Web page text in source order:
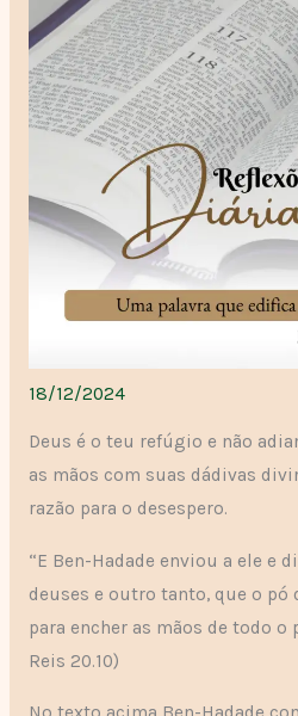
18/12/2024
Deus é o teu refúgio e não
as mãos com suas dádivas
razão para o desespero.
“E Ben-Hadade enviou a ele e
deuses e outro tanto, que o pó
para encher as mãos de todo o
Reis 20.10)